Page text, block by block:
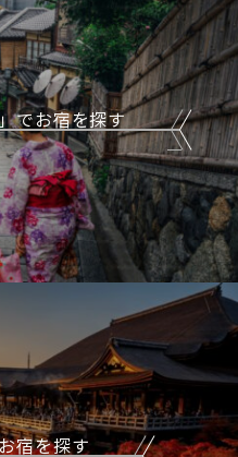
でお宿を探す
宿を探す